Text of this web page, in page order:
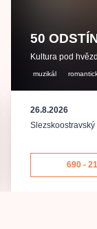
50
Kultura pod
muzikál
26.8.2026
690 -